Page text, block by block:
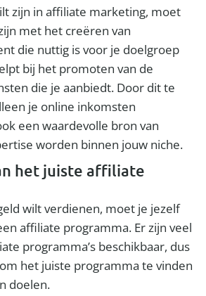
zijn in affiliate marketing, moet
met het creëren van
die nuttig is voor je doelgroep
bij het promoten van de
die je aanbiedt. Door dit te
je online inkomsten
een waardevolle bron van
worden binnen jouw niche.
het juiste affiliate
wilt verdienen, moet je jezelf
affiliate programma. Er zijn veel
programma’s beschikbaar, dus
het juiste programma te vinden
doelen.